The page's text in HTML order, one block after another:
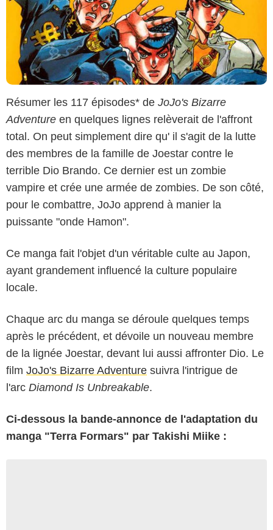
Résumer les 117 épisodes* de JoJo's Bizarre
Adventure en quelques lignes relèverait de l'affront
total. On peut simplement dire qu' il s'agit de la lutte
des membres de la famille de Joestar contre le
terrible Dio Brando. Ce dernier est un zombie
vampire et crée une armée de zombies. De son côté,
pour le combattre, JoJo apprend à manier la
puissante "onde Hamon".
Ce manga fait l'objet d'un véritable culte au Japon,
ayant grandement influencé la culture populaire
locale.
Chaque arc du manga se déroule quelques temps
après le précédent, et dévoile un nouveau membre
de la lignée Joestar, devant lui aussi affronter Dio. Le
film JoJo's Bizarre Adventure suivra l'intrigue de
l'arc Diamond Is Unbreakable.
Ci-dessous la bande-annonce de l'adaptation du
manga "Terra Formars" par Takishi Miike :